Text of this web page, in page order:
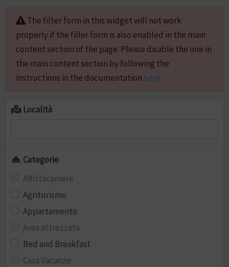
The filter form in this widget will not work
properly if the filler form is also enabled in the main
content section of the page. Please disable the one in
the main content section by following the
instructions in the documentation here.
Località
Categorie
Affittacamere
Agriturismo
Appartamento
Area attrezzata
Bed and Breakfast
Casa Vacanze